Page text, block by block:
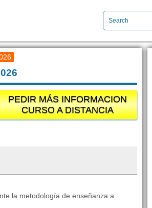
PEDIR MÁS INFORMACION
CURSO A DISTANCIA
la metodología de enseñanza a